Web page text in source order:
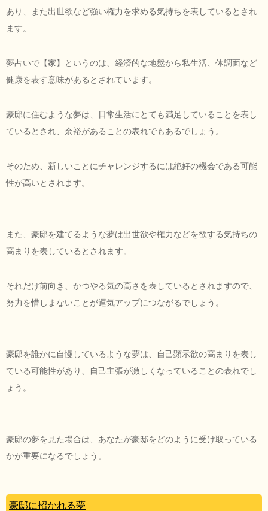
あり、また出世欲など強い権力を求める気持ちを表しているとされ
ます。
夢占いで【家】というのは、経済的な地盤から私生活、体調面など
健康を表す意味があるとされています。
豪邸に住むような夢は、日常生活にとても満足していることを表し
ているとされ、余裕があることの表れでもあるでしょう。
そのため、新しいことにチャレンジするには絶好の機会である可能
性が高いとされます。
また、豪邸を建てるような夢は出世欲や権力などを欲する気持ちの
高まりを表しているとされます。
それだけ前向き、かつやる気の高さを表しているとされますので、
努力を惜しまないことが運気アップにつながるでしょう。
豪邸を誰かに自慢しているような夢は、自己顕示欲の高まりを表し
ている可能性があり、自己主張が激しくなっていることの表れでし
ょう。
豪邸の夢を見た場合は、あなたが豪邸をどのように受け取っている
かが重要になるでしょう。
豪邸に招かれる夢